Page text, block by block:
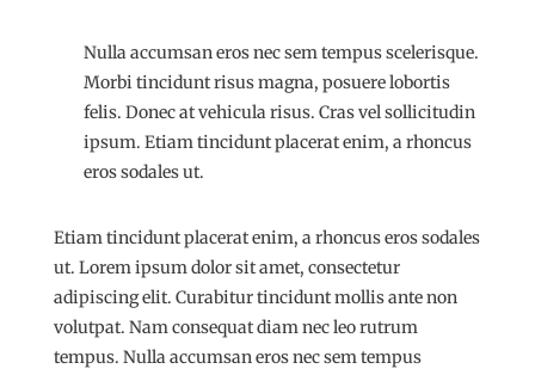
Nulla accumsan eros nec sem tempus scelerisque.
Morbi tincidunt risus magna, posuere lobortis
felis. Donec at vehicula risus. Cras vel sollicitudin
ipsum. Etiam tincidunt placerat enim, a rhoncus
eros sodales ut.
Etiam tincidunt placerat enim, a rhoncus eros sodales
ut. Lorem ipsum dolor sit amet, consectetur
adipiscing elit. Curabitur tincidunt mollis ante non
volutpat. Nam consequat diam nec leo rutrum
tempus. Nulla accumsan eros nec sem tempus